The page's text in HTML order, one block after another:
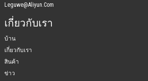
Leguwe@aliyun.com
เกี่ยวกับเรา
บ้าน
เกี่ยวกับเรา
สินค้า
ข่าว